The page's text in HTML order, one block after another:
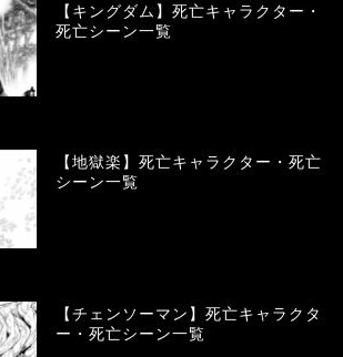
【キングダム】死亡キャラクター・
死亡シーン一覧
【地獄楽】死亡キャラクター・死亡
シーン一覧
【チェンソーマン】死亡キャラクタ
ー・死亡シーン一覧